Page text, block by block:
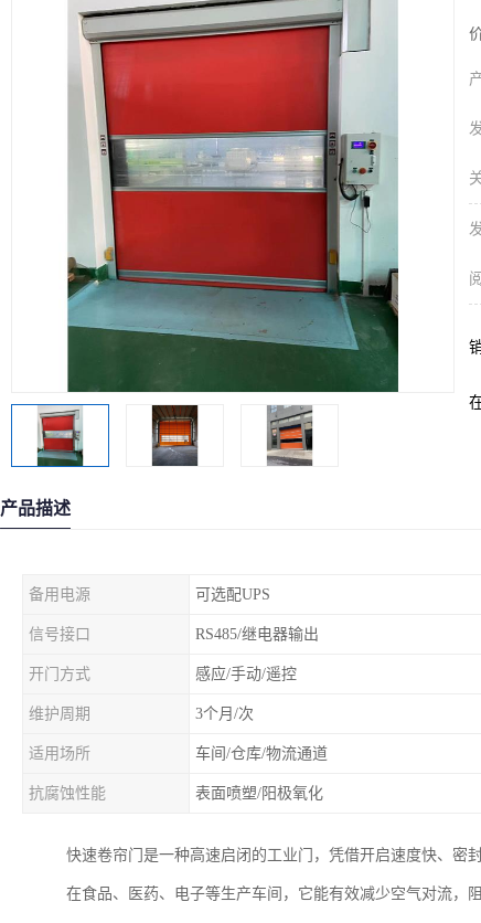
产品描述
备用电源 可选配UPS
信号接口 RS485/继电器输出
开门方式 感应/手动/遥控
维护周期 3个月/次
适用场所 车间/仓库/物流通道
抗腐蚀性能 表面喷塑/阳极氧化
快速卷帘门是一种高速启闭的工业门，凭借开启速度快、密
在食品、医药、电子等生产车间，它能有效减少空气对流，